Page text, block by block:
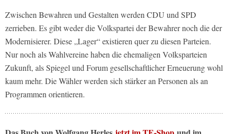
Zwischen Bewahren und Gestalten werden CDU und SPD
zerrieben. Es gibt weder die Volkspartei der Bewahrer noch die der
Modernisierer. Diese „Lager“ existieren quer zu diesen Parteien.
Nur noch als Wahlvereine haben die ehemaligen Volksparteien
Zukunft, als Spiegel und Forum gesellschaftlicher Erneuerung wohl
kaum mehr. Die Wähler werden sich stärker an Personen als an
Programmen orientieren.